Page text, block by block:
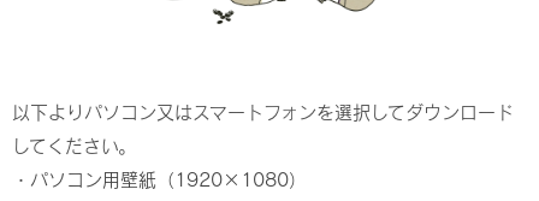
以下よりパソコン又はスマートフォンを選択してダウンロード
してください。
・ パソコン用壁紙（1920×1080）